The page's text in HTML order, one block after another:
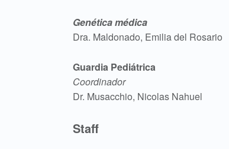
Genética médica
Dra. Maldonado, Emilia del Rosario
Guardia Pediátrica
Coordinador
Dr. Musacchio, Nicolas Nahuel
Staff